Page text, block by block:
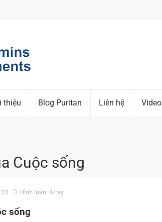
thiệu Blog Puritan Liên hệ Video
Cuộc sống
Bình luận: Array
sống